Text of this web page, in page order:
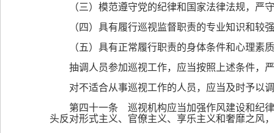
（三）模范遵守党的纪律和国家法律法规，严
（四）具有履行巡视监督职责的专业知识和较
（五）具有正常履行职责的身体条件和心理素
抽调人员参加巡视工作，应当按照上述条件，
对不适合从事巡视工作的人员，应当及时予以
第四十一条 巡视机构应当加强作风建设和纪
头反对形式主义、官僚主义、享乐主义和奢靡之风